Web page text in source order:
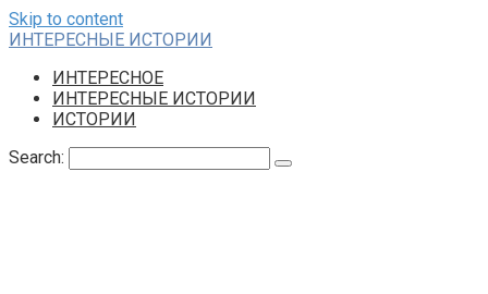
Skip to content
ИНТЕРЕСНЫЕ ИСТОРИИ
ИНТЕРЕСНОЕ
ИНТЕРЕСНЫЕ ИСТОРИИ
ИСТОРИИ
Search: